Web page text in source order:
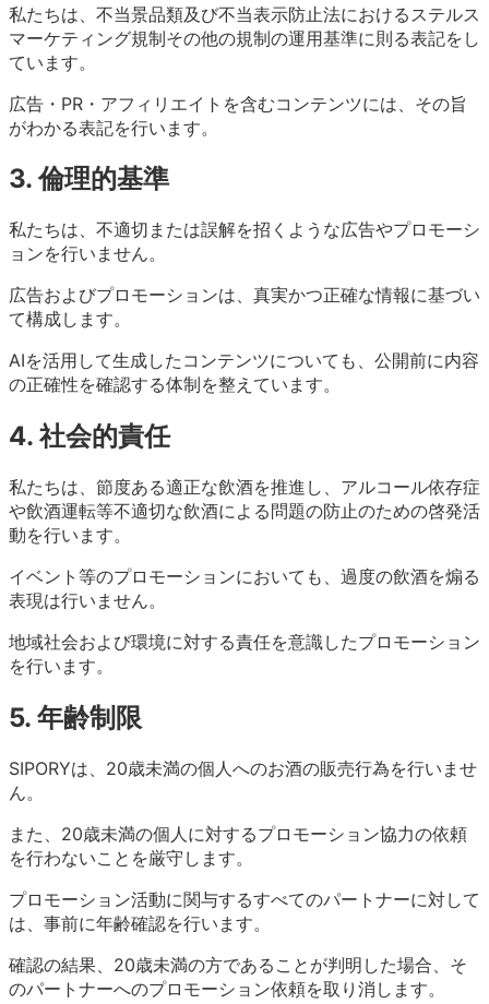
私たちは、不当景品類及び不当表示防止法におけるステルス
マーケティング規制その他の規制の運用基準に則る表記をし
ています。
広告・PR・アフィリエイトを含むコンテンツには、その旨
がわかる表記を行います。
3. 倫理的基準
私たちは、不適切または誤解を招くような広告やプロモーシ
ョンを行いません。
広告およびプロモーションは、真実かつ正確な情報に基づい
て構成します。
AIを活用して生成したコンテンツについても、公開前に内容
の正確性を確認する体制を整えています。
4. 社会的責任
私たちは、節度ある適正な飲酒を推進し、アルコール依存症
や飲酒運転等不適切な飲酒による問題の防止のための啓発活
動を行います。
イベント等のプロモーションにおいても、過度の飲酒を煽る
表現は行いません。
地域社会および環境に対する責任を意識したプロモーション
を行います。
5. 年齢制限
SIPORYは、20歳未満の個人へのお酒の販売行為を行いませ
ん。
また、20歳未満の個人に対するプロモーション協力の依頼
を行わないことを厳守します。
プロモーション活動に関与するすべてのパートナーに対して
は、事前に年齢確認を行います。
確認の結果、20歳未満の方であることが判明した場合、そ
のパートナーへのプロモーション依頼を取り消します。